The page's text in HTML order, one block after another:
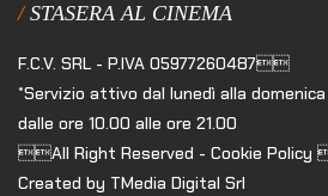
STASERA AL CINEMA
F.C.V. SRL - P.IVA 05977260487
*Servizio attivo dal lunedì alla domenica
dalle ore 10.00 alle ore 21.00
All Right Reserved - Cookie
Created by TMedia Digital Srl